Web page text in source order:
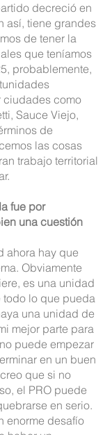
decreció en
así, tiene grandes
de tener la
que teníamos
probablemente,
ciudades como
Sauce Viejo,
de
las cosas
trabajo territorial
fue por
una cuestión
ahora hay que
Obviamente
es una unidad
todo lo que pueda
una unidad de
mejor parte para
puede empezar
en un buen
que si no
el PRO puede
en serio.
enorme desafío